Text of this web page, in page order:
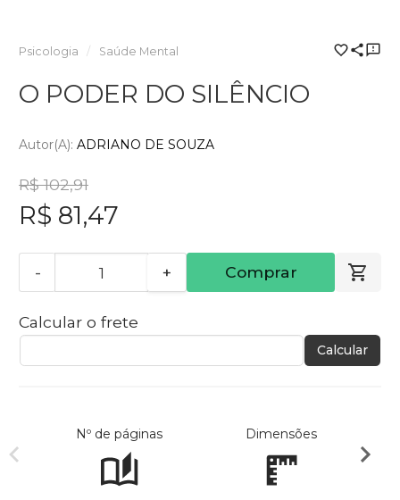
Psicologia Saúde Mental
O PODER DO SILÊNCIO
Autor(a): ADRIANO DE SOUZA
R$ 102,91
R$ 81,47
- + Comprar
Calcular o frete
Calcular
Nº de páginas Dimensões